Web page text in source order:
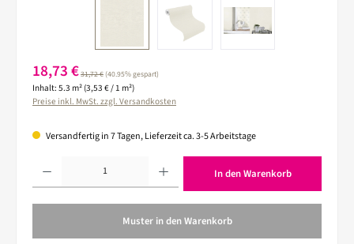
Verkaufspreis:
18,73 €Regulärer Preis:
31,72 €(40.95% gespart)
Inhalt: 5.3 m² (3,53 € / 1 m²)
Preise inkl. MwSt. zzgl. Versandkosten
Versandfertig in 7 Tagen, Lieferzeit ca. 3-5 Arbeitstage
In den Warenkorb
Muster in den Warenkorb